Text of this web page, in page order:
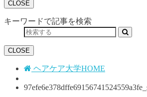
CLOSE
キーワードで記事を検索
CLOSE
ヘアケア大学HOME